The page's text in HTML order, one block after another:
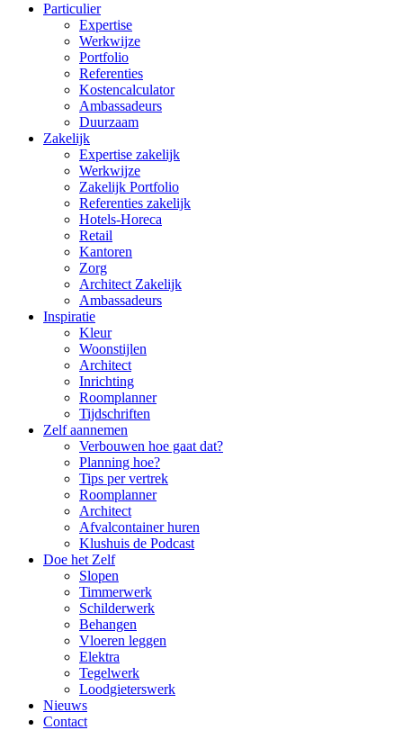
Particulier
Expertise
Werkwijze
Portfolio
Referenties
Kostencalculator
Ambassadeurs
Duurzaam
Zakelijk
Expertise zakelijk
Werkwijze
Zakelijk Portfolio
Referenties zakelijk
Hotels-Horeca
Retail
Kantoren
Zorg
Architect Zakelijk
Ambassadeurs
Inspiratie
Kleur
Woonstijlen
Architect
Inrichting
Roomplanner
Tijdschriften
Zelf aannemen
Verbouwen hoe gaat dat?
Planning hoe?
Tips per vertrek
Roomplanner
Architect
Afvalcontainer huren
Klushuis de Podcast
Doe het Zelf
Slopen
Timmerwerk
Schilderwerk
Behangen
Vloeren leggen
Elektra
Tegelwerk
Loodgieterswerk
Nieuws
Contact